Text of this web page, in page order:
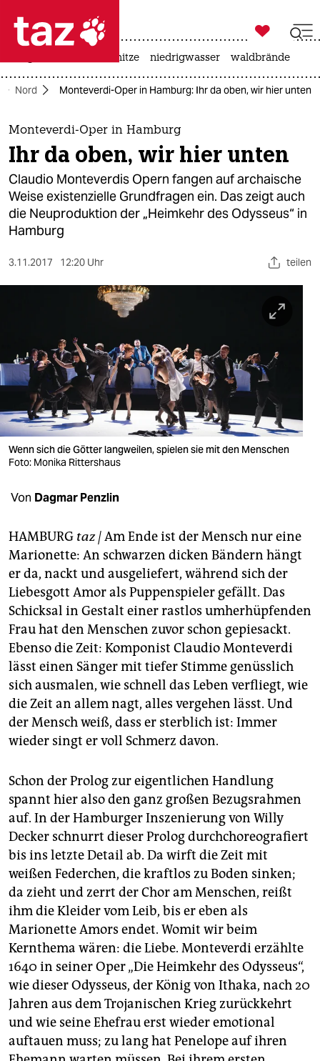
 taz zahl ich
taz zahl ich
themen
politik
öko
gesellschaft
kultur
sport
nord
wahrheit
verlag
verlag
shop
fragen & hilfe
unterstützen
abo
genossenschaft
epaper login

taz zahl ich
hitze niedrigwasser waldbrände
Nord Monteverdi-Oper in Hamburg: Ihr da oben, wir hier unten
Monteverdi-Oper in Hamburg
Ihr da oben, wir hier unten
Claudio Monteverdis Opern fangen auf archaische
Weise existenzielle Grundfragen ein. Das zeigt auch
die Neuproduktion der „Heimkehr des Odysseus“ in
Hamburg
3.11.2017 12:20 Uhr teilen
Wenn sich die Götter langweilen, spielen sie mit den Menschen
Foto: Monika Rittershaus
Von Dagmar Penzlin
HAMBURG taz |Am Ende ist der Mensch nur eine
Marionette: An schwarzen dicken Bändern hängt
er da, nackt und ausgeliefert, während sich der
Liebesgott Amor als Puppenspieler gefällt. Das
Schicksal in Gestalt einer rastlos umherhüpfenden
Frau hat den Menschen zuvor schon gepiesackt.
Ebenso die Zeit: Komponist Claudio Monteverdi
lässt einen Sänger mit tiefer Stimme genüsslich
sich ausmalen, wie schnell das Leben verfliegt, wie
die Zeit an allem nagt, alles vergehen lässt. Und
der Mensch weiß, dass er sterblich ist: Immer
wieder singt er voll Schmerz davon.
Schon der Prolog zur eigentlichen Handlung
spannt hier also den ganz großen Bezugsrahmen
auf. In der Hamburger Inszenierung von Willy
Decker schnurrt dieser Prolog durchchoreografiert
bis ins letzte Detail ab. Da wirft die Zeit mit
weißen Federchen, die kraftlos zu Boden sinken;
da zieht und zerrt der Chor am Menschen, reißt
ihm die Kleider vom Leib, bis er eben als
Marionette Amors endet. Womit wir beim
Kernthema wären: die Liebe. Monteverdi erzählte
1640 in seiner Oper „Die Heimkehr des Odysseus“,
wie dieser Odysseus, der König von Ithaka, nach 20
Jahren aus dem Trojanischen Krieg zurückkehrt
und wie seine Ehefrau erst wieder emotional
auftauen muss; zu lang hat Penelope auf ihren